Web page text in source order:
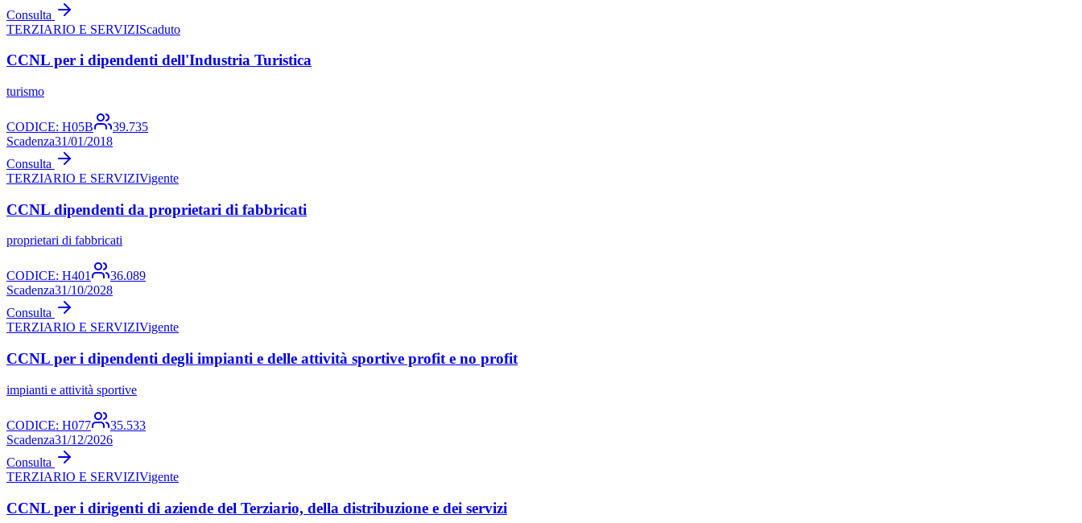
Consulta
TERZIARIO E SERVIZIScaduto
CCNL per i dipendenti dell'Industria Turistica
turismo
CODICE: H05B
39.735
Scadenza31/01/2018
Consulta
TERZIARIO E SERVIZIVigente
CCNL dipendenti da proprietari di fabbricati
proprietari di fabbricati
CODICE: H401
36.089
Scadenza31/10/2028
Consulta
TERZIARIO E SERVIZIVigente
CCNL per i dipendenti degli impianti e delle attività sportive profit e no profit
impianti e attività sportive
CODICE: H077
35.533
Scadenza31/12/2026
Consulta
TERZIARIO E SERVIZIVigente
CCNL per i dirigenti di aziende del Terziario, della distribuzione e dei servizi